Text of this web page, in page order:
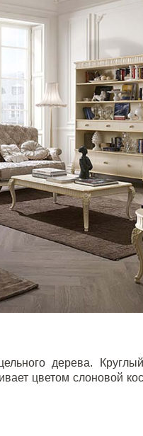
дерева.
цветом слоновой